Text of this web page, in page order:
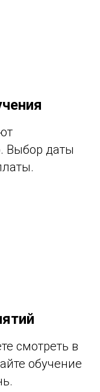
Выбор даты
смотреть в
обучение